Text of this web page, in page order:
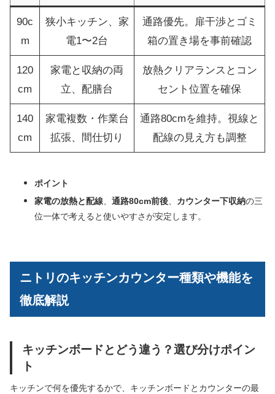
90c
m
狭小キッチン、家
電1〜2台
通路優先。扉干渉とゴミ
箱の置き場を事前確認
120
cm
家電と収納の両
立、配膳台
放熱クリアランスとコン
セント位置を確保
140
cm
家電複数・作業台
拡張、間仕切り
通路80cmを維持。視線と
配線の見え方も調整
ポイント
家電の放熱と配線
通路80cm前後 カウンター下収納の三
位一体で考えると使いやすさが安定します。
ニトリのキッチンカウンター種類や機能を
徹底解説
キッチンボードとどう違う？選び分けポイン
ト
キッチンで何を優先するかで、キッチンボードとカウンターの最